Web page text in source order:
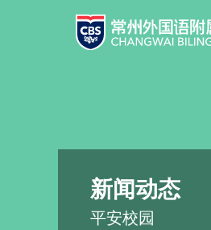
新闻动态
平安校园